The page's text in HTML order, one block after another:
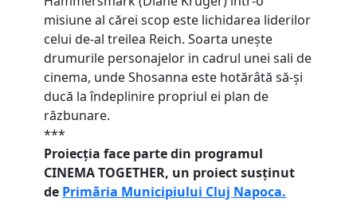
misiune al cărei scop este lichidarea liderilor
celui de-al treilea Reich. Soarta unește
drumurile personajelor in cadrul unei sali de
cinema, unde Shosanna este hotărâtă să-și
ducă la îndeplinire propriul ei plan de
răzbunare.
***
Proiecția face parte din programul
CINEMA TOGETHER, un proiect susținut
de Primăria Municipiului Cluj Napoca.